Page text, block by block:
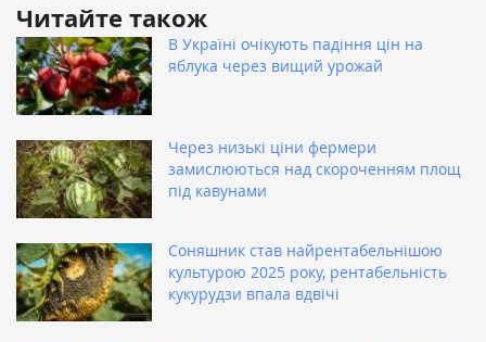
Читайте також
В Україні очікують падіння цін на
яблука через вищий урожай
Через низькі ціни фермери
замислюються над скороченням площ
під кавунами
Соняшник став найрентабельнішою
культурою 2025 року, рентабельність
кукурудзи впала вдвічі